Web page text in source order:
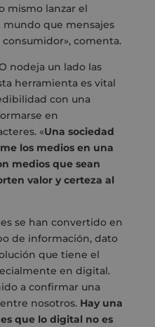
mismo lanzar el
que mensajes
comenta.
nodeja un lado las
herramienta es vital
con una
en
«Una sociedad
los medios en una
medios que sean
valor y certeza al
se han convertido en
de información, dato
que tiene el
en digital.
a confirmar una
nosotros. Hay una
que lo digital no es